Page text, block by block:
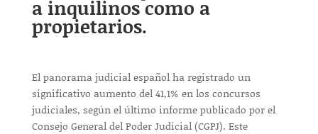
a inquilinos como a
propietarios.
El panorama judicial español ha registrado un
significativo aumento del 41,1% en los concursos
judiciales, según el último informe publicado por el
Consejo General del Poder Judicial (CGPJ). Este